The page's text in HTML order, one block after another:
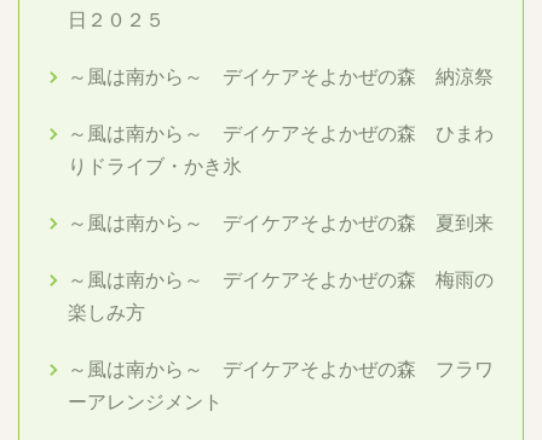
日２０２５
～風は南から～ デイケアそよかぜの森 納涼祭
～風は南から～ デイケアそよかぜの森 ひまわ
りドライブ・かき氷
～風は南から～ デイケアそよかぜの森 夏到来
～風は南から～ デイケアそよかぜの森 梅雨の
楽しみ方
～風は南から～ デイケアそよかぜの森 フラワ
ーアレンジメント